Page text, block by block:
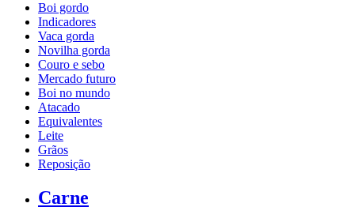
Boi gordo
Indicadores
Vaca gorda
Novilha gorda
Couro e sebo
Mercado futuro
Boi no mundo
Atacado
Equivalentes
Leite
Grãos
Reposição
Carne